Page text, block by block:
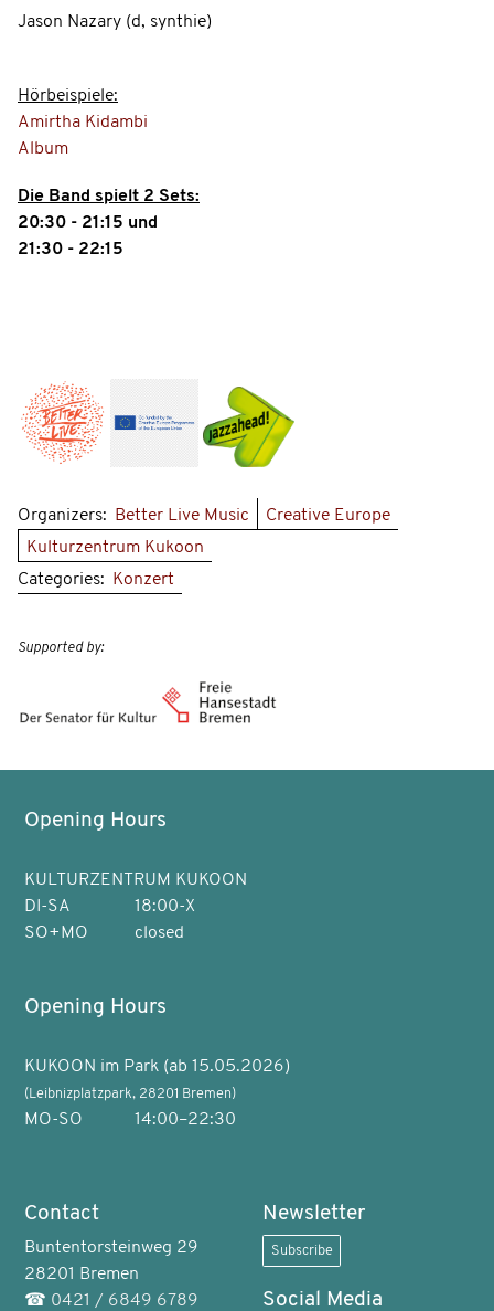
Jason Nazary (d, synthie)
Hörbeispiele:
Amirtha Kidambi
Album
Die Band spielt 2 Sets:
20:30 - 21:15 und
21:30 - 22:15
Organizers: Better Live Music
Creative Europe
Kulturzentrum Kukoon
Categories:
Konzert
Supported by:
Opening Hours
KULTURZENTRUM KUKOON
DI-SA
18:00-X
SO+MO
closed
Opening Hours
KUKOON im Park (ab 15.05.2026)
(Leibnizplatzpark, 28201 Bremen)
MO-SO 14:00–22:30
Contact
Buntentorsteinweg 29
28201 Bremen
☎ 0421 / 6849 6789
Newsletter
Subscribe
Social Media